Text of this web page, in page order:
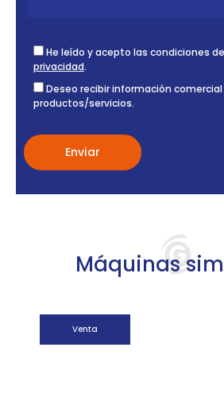
He leído y acepto las condiciones
privacidad.
Deseo recibir información comercial
productos/servicios.
Máquinas
Venta